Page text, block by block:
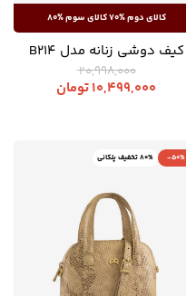
کیف دوشی زنانه مدل B214
20,998,000
10,499,000تومان
-50% 80% تخفیف پلکانی